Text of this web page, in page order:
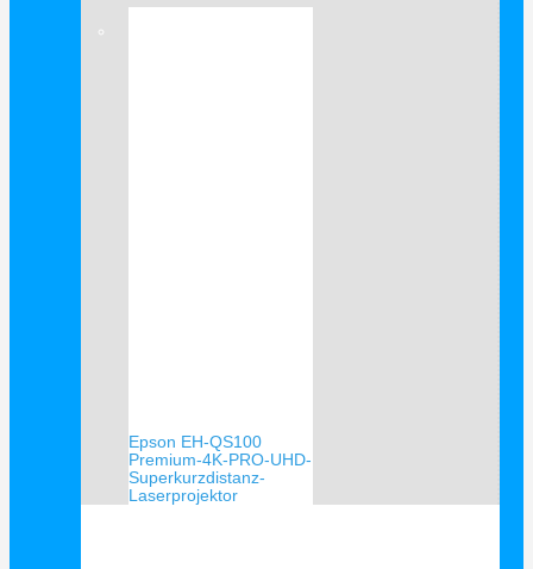
Epson EH-QS100
Premium-4K-PRO-UHD-
Superkurzdistanz-
Laserprojektor